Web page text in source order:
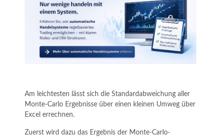
Am leichtesten lässt sich die Standardabweichung aller
Monte-Carlo Ergebnisse über einen kleinen Umweg über
Excel errechnen.
Zuerst wird dazu das Ergebnis der Monte-Carlo-